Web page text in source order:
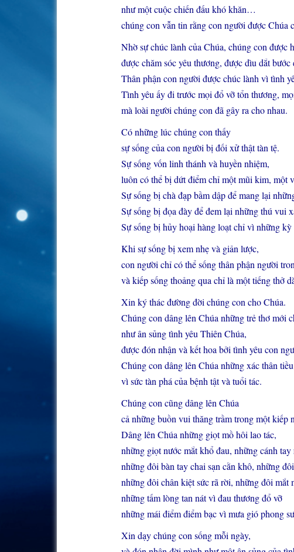
như một cuộc chiến đấu khó khăn…
chúng con vẫn tin rằng con người được Chúa
Nhờ sự chúc lành của Chúa, chúng con được
được chăm sóc yêu thương, được dìu dắt bước
Thân phận con người được chúc lành vì tình
Tình yêu ấy đi trước mọi đổ vỡ tổn thương,
mà loài người chúng con đã gây ra cho nhau.
Có những lúc chúng con thấy
sự sống của con người bị đối xử thật tàn tệ.
Sự sống vốn linh thánh và huyền nhiệm,
luôn có thể bị dứt điểm chỉ một mũi kim, một
Sự sống bị chà đạp bầm dập để mang lại
Sự sống bị đọa đày để đem lại những thú vui
Sự sống bị hủy hoại hàng loạt chỉ vì những
Khi sự sống bị xem nhẹ và giản lược,
con người chỉ có thể sống thân phận người
và kiếp sống thoảng qua chỉ là một tiếng thở
Xin ký thác đường đời chúng con cho Chúa.
Chúng con dâng lên Chúa những trẻ thơ mới
như ân sủng tình yêu Thiên Chúa,
được đón nhận và kết hoa bởi tình yêu con
Chúng con dâng lên Chúa những xác thân
vì sức tàn phá của bệnh tật và tuổi tác.
Chúng con cũng dâng lên Chúa
cả những buồn vui thăng trầm trong một kiếp
Dâng lên Chúa những giọt mồ hôi lao tác,
những giọt nước mắt khổ đau, những cánh
những đôi bàn tay chai sạn cằn khô, những
những đôi chân kiệt sức rã rời, những đôi
những tấm lòng tan nát vì đau thương đổ vỡ
những mái điểm điểm bạc vì mưa gió phong
Xin dạy chúng con sống mỗi ngày,